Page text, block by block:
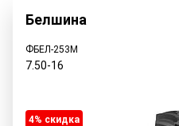
Белшина
ФБЕЛ-253М
7.50-16
4% cкидка